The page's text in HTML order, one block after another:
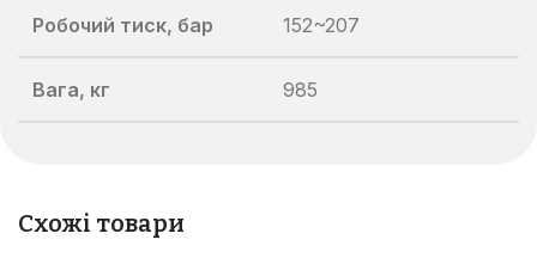
Робочий тиск, бар 152~207
Вага, кг 985
Схожі товари